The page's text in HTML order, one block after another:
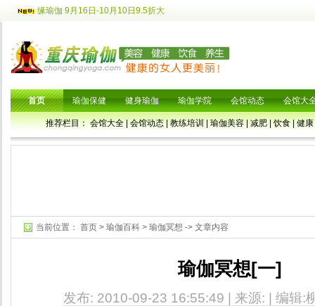
缘瑜伽 9月16日-10月10日9.5折大
首页
推荐栏目：会馆大全|会馆动态|教练培训|瑜伽美容|减肥|饮食|健康
瑜伽保健 健身瑜伽 瑜伽学院 会馆动态 会馆大
当前位置： 首页 > 瑜伽百科 > 瑜伽冥想 -> 文章内容
瑜伽冥想[一]
发布: 2010-09-23 16:55:49 | 来源: | 编辑: